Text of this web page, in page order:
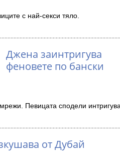
с най-секси тяло.
Джена заинтригува
феновете по бански
Певицата сподели
от Дубай